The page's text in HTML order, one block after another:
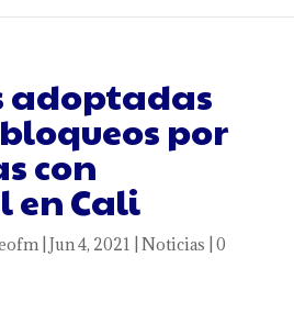
adoptadas
por
con
en Cali
| Jun 4, 2021 Noticias 0